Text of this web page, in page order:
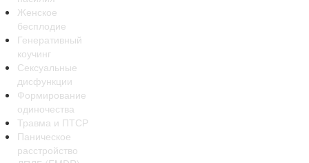
Женское
бесплодие
Генеративный
коучинг
Сексуальные
дисфункции
Формирование
одиночества
Травма и ПТСР
Паническое
расстройство